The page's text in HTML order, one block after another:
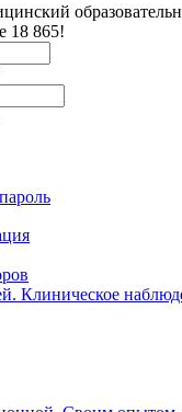
18 865!
Клиническое